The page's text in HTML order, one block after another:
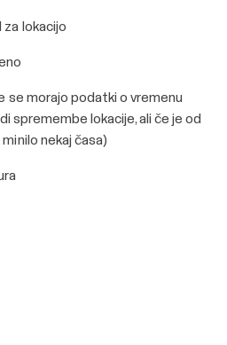
za lokacijo
se morajo podatki o vremenu
spremembe lokacije, ali če je od
nekaj časa)